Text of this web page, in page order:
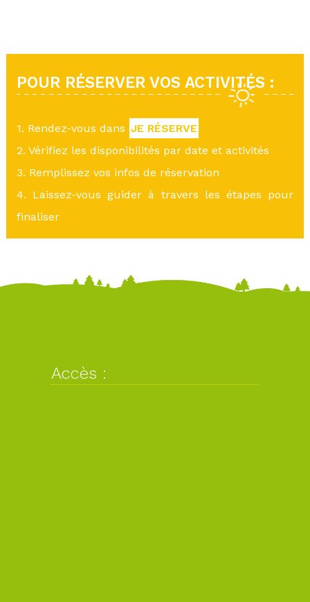
POUR RÉSERVER VOS ACTIVITÉS :
1. Rendez-vous dans JE RÉSERVE
2. Vérifiez les disponibilités par date et activités
3. Remplissez vos infos de réservation
4. Laissez-vous guider à travers les étapes pour
finaliser
Accès :